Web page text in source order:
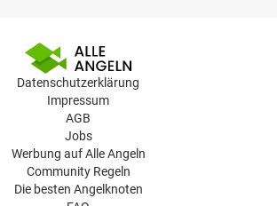
Datenschutzerklärung
Impressum
AGB
Jobs
Werbung auf Alle Angeln
Community Regeln
Die besten Angelknoten